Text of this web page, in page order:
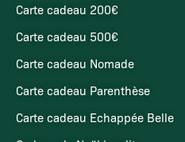
Carte cadeau 200€
Carte cadeau 500€
Carte cadeau Nomade
Carte cadeau Parenthèse
Carte cadeau Echappée Belle